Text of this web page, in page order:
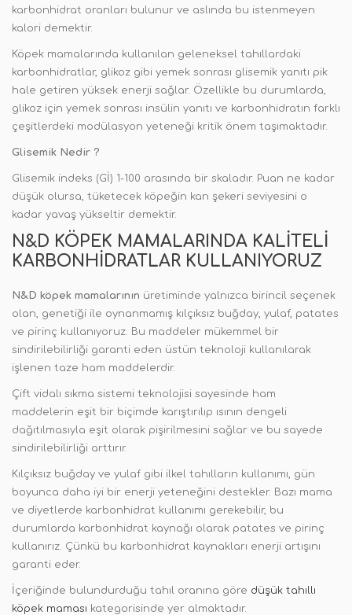
karbonhidrat oranları bulunur ve aslında bu istenmeyen
kalori demektir.
Köpek mamalarında kullanılan geleneksel tahıllardaki
karbonhidratlar, glikoz gibi yemek sonrası glisemik yanıtı pik
hale getiren yüksek enerji sağlar. Özellikle bu durumlarda,
glikoz için yemek sonrası insülin yanıtı ve karbonhidratın farklı
çeşitlerdeki modülasyon yeteneği kritik önem taşımaktadır.
Glisemik Nedir ?
Glisemik indeks (Gİ) 1-100 arasında bir skaladır. Puan ne kadar
düşük olursa, tüketecek köpeğin kan şekeri seviyesini o
kadar yavaş yükseltir demektir.
N&D KÖPEK MAMALARINDA KALITELI
KARBONHIDRATLAR KULLANIYORUZ
N&D köpek mamalarının üretiminde yalnızca birincil seçenek
olan, genetiği ile oynanmamış kılçıksız buğday, yulaf, patates
ve pirinç kullanıyoruz. Bu maddeler mükemmel bir
sindirilebilirliği garanti eden üstün teknoloji kullanılarak
işlenen taze ham maddelerdir.
Çift vidalı sıkma sistemi teknolojisi sayesinde ham
maddelerin eşit bir biçimde karıştırılıp ısının dengeli
dağıtılmasıyla eşit olarak pişirilmesini sağlar ve bu sayede
sindirilebilirliği arttırır.
Kılçıksız buğday ve yulaf gibi ilkel tahılların kullanımı, gün
boyunca daha iyi bir enerji yeteneğini destekler. Bazı mama
ve diyetlerde karbonhidrat kullanımı gerekebilir, bu
durumlarda karbonhidrat kaynağı olarak patates ve pirinç
kullanırız. Çünkü bu karbonhidrat kaynakları enerji artışını
garanti eder.
İçeriğinde bulundurduğu tahıl oranına göre düşük tahıllı
köpek maması kategorisinde yer almaktadır.